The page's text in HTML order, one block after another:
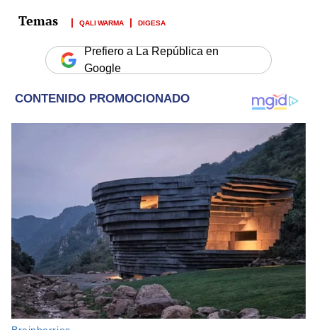
QALI WARMA DIGESA
Prefiero a La República en
Google